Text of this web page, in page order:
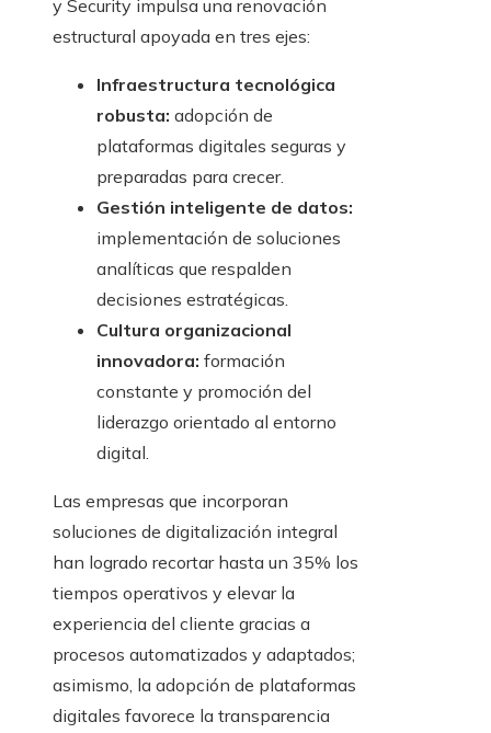
y Security impulsa una renovación
estructural apoyada en tres ejes:
Infraestructura tecnológica
robusta: adopción de
plataformas digitales seguras y
preparadas para crecer.
Gestión inteligente de datos:
implementación de soluciones
analíticas que respalden
decisiones estratégicas.
Cultura organizacional
innovadora: formación
constante y promoción del
liderazgo orientado al entorno
digital.
Las empresas que incorporan
soluciones de digitalización integral
han logrado recortar hasta un 35% los
tiempos operativos y elevar la
experiencia del cliente gracias a
procesos automatizados y adaptados;
asimismo, la adopción de plataformas
digitales favorece la transparencia